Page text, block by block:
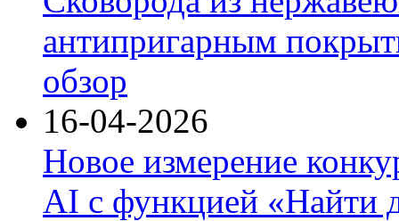
антипригарным
обзор
16-04-2026
Новое измерение
AI с функцией «Найти